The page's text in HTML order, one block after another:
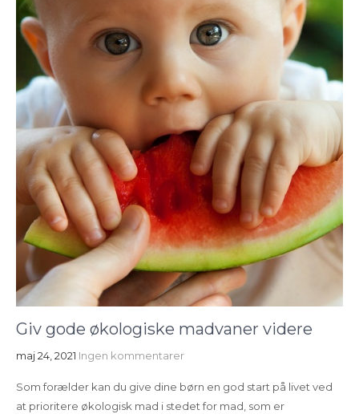
Giv gode økologiske madvaner videre
maj 24, 2021 Ingen kommentarer
Som forælder kan du give dine børn en god start på livet ved
at prioritere økologisk mad i stedet for mad, som er